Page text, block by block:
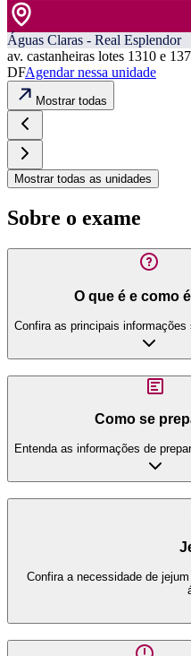
Águas Claras - Real Esplendor
av. castanheiras lotes 1310 e
DFAgendar nessa unidade
Mostrar todas
Mostrar todas as unidades
Sobre o exame
O que é e como
Confira as principais
Como se
Entenda as informações de
Confira a necessidade de